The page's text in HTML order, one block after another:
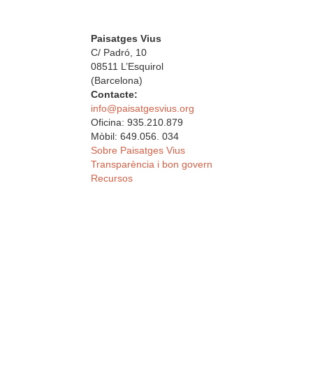
Paisatges Vius
C/ Padró, 10
08511 L’Esquirol
(Barcelona)
Contacte:
info@paisatgesvius.org
Oficina: 935.210.879
Mòbil: 649.056. 034
Sobre Paisatges Vius
Transparència i bon govern
Recursos